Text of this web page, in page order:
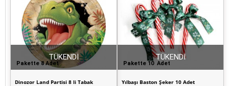
Pakette 10 Adet
Yılbaşı Baston Şeker 10 Adet
TÜKENDİ
Pakette 8 Adet
Dinozor Land Partisi 8 li Tabak
TÜKENDİ